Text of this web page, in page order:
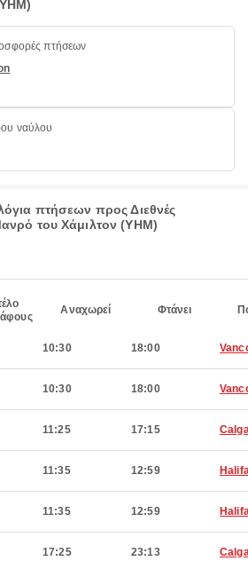
πτήσεων
ναύλου
πτήσεων προς Διεθνές
του Χάμιλτον (YHM)
Αναχωρεί Φτάνει
10:30 18:00
10:30 18:00
11:25 17:15
11:35 12:59
11:35 12:59
17:25 23:13